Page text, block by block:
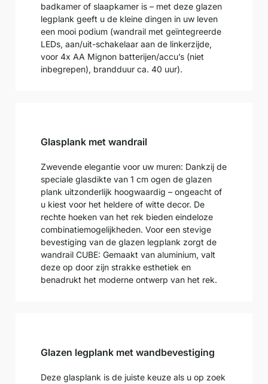
badkamer of slaapkamer is – met deze glazen
legplank geeft u de kleine dingen in uw leven
een mooi podium (wandrail met geïntegreerde
LEDs, aan/uit-schakelaar aan de linkerzijde,
voor 4x AA Mignon batterijen/accu’s (niet
inbegrepen), brandduur ca. 40 uur).
Glasplank met wandrail
Zwevende elegantie voor uw muren: Dankzij de
speciale glasdikte van 1 cm ogen de glazen
plank uitzonderlijk hoogwaardig – ongeacht of
u kiest voor het heldere of witte decor. De
rechte hoeken van het rek bieden eindeloze
combinatiemogelijkheden. Voor een stevige
bevestiging van de glazen legplank zorgt de
wandrail CUBE: Gemaakt van aluminium, valt
deze op door zijn strakke esthetiek en
benadrukt het moderne ontwerp van het rek.
Glazen legplank met wandbevestiging
Deze glasplank is de juiste keuze als u op zoek